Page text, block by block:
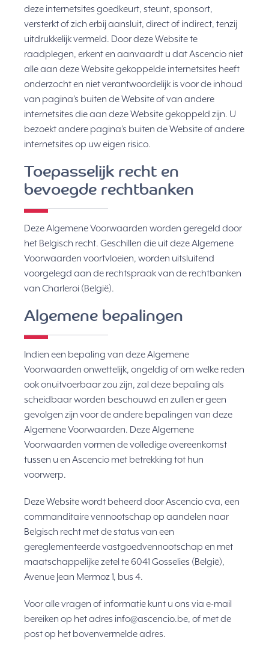
deze internetsites goedkeurt, steunt, sponsort,
versterkt of zich erbij aansluit, direct of indirect, tenzij
uitdrukkelijk vermeld. Door deze Website te
raadplegen, erkent en aanvaardt u dat Ascencio niet
alle aan deze Website gekoppelde internetsites heeft
onderzocht en niet verantwoordelijk is voor de inhoud
van pagina’s buiten de Website of van andere
internetsites die aan deze Website gekoppeld zijn. U
bezoekt andere pagina’s buiten de Website of andere
internetsites op uw eigen risico.
Toepasselijk recht en
bevoegde rechtbanken
Deze Algemene Voorwaarden worden geregeld door
het Belgisch recht. Geschillen die uit deze Algemene
Voorwaarden voortvloeien, worden uitsluitend
voorgelegd aan de rechtspraak van de rechtbanken
van Charleroi (België).
Algemene bepalingen
Indien een bepaling van deze Algemene
Voorwaarden onwettelijk, ongeldig of om welke reden
ook onuitvoerbaar zou zijn, zal deze bepaling als
scheidbaar worden beschouwd en zullen er geen
gevolgen zijn voor de andere bepalingen van deze
Algemene Voorwaarden. Deze Algemene
Voorwaarden vormen de volledige overeenkomst
tussen u en Ascencio met betrekking tot hun
voorwerp.
Deze Website wordt beheerd door Ascencio cva, een
commanditaire vennootschap op aandelen naar
Belgisch recht met de status van een
gereglementeerde vastgoedvennootschap en met
maatschappelijke zetel te 6041 Gosselies (België),
Avenue Jean Mermoz 1, bus 4.
Voor alle vragen of informatie kunt u ons via e-mail
bereiken op het adres info@ascencio.be, of met de
post op het bovenvermelde adres.